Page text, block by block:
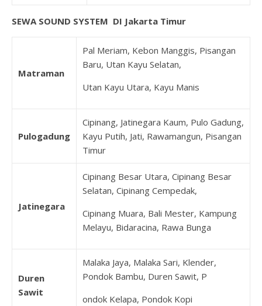
SEWA SOUND SYSTEM DI Jakarta Timur
Matraman
Pal Meriam, Kebon Manggis, Pisangan
Baru, Utan Kayu Selatan,
Utan Kayu Utara, Kayu Manis
Pulogadung
Cipinang, Jatinegara Kaum, Pulo Gadung,
Kayu Putih, Jati, Rawamangun, Pisangan
Timur
Jatinegara
Cipinang Besar Utara, Cipinang Besar
Selatan, Cipinang Cempedak,
Cipinang Muara, Bali Mester, Kampung
Melayu, Bidaracina, Rawa Bunga
Duren
Sawit
Malaka Jaya, Malaka Sari, Klender,
Pondok Bambu, Duren Sawit, P
ondok Kelapa, Pondok Kopi